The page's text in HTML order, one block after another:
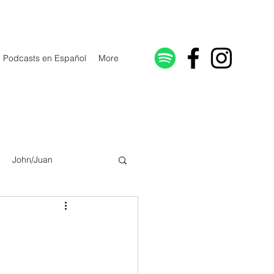
Podcasts en Español More
John/Juan
Galatians/Gálatas